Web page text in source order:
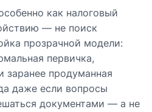
как налоговый
— не поиск
прозрачной модели:
первичка,
заранее продуманная
даже если вопросы
документами — а не